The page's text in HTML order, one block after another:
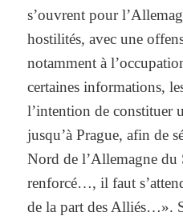
s’ouvrent pour
hostilités, avec une
notamment à
certaines informations,
l’intention de constituer
jusqu’à Prague, afin de
Nord de l’Allemagne
renforcé…, il faut
de la part des Alliés…».